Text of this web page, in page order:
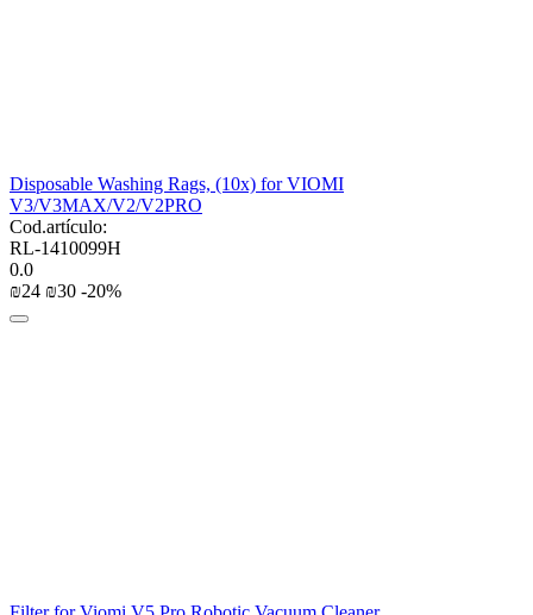
Disposable Washing Rags, (10x) for VIOMI
V3/V3MAX/V2/V2PRO
Cod.artículo:
RL-1410099H
0.0
₪‍24‍ ₪‍30‍ -20%